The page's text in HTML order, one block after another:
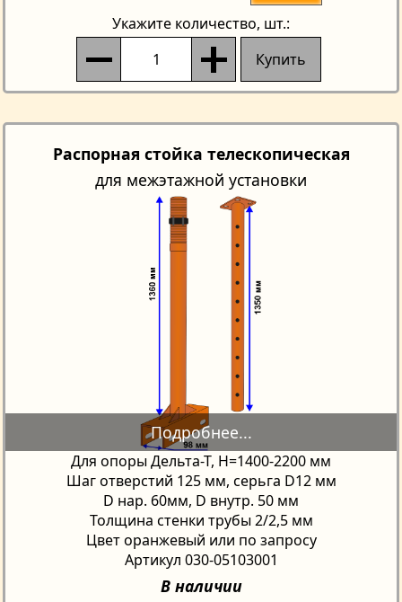
Укажите количество, шт.:
Купить
Распорная стойка телескопическая
для межэтажной установки
Для опоры Дельта-Т, H=1400-2200 мм
Шаг отверстий 125 мм, серьга D12 мм
D нар. 60мм, D внутр. 50 мм
Толщина стенки трубы 2/2,5 мм
Цвет оранжевый или по запросу
Артикул 030-05103001
В наличии